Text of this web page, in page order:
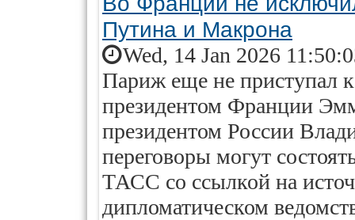
Путина и Макрона
Wed, 14 Jan 2026
Париж еще не приступал
президентом Франции
президентом России
переговоры могут
ТАСС со ссылкой на
дипломатическом